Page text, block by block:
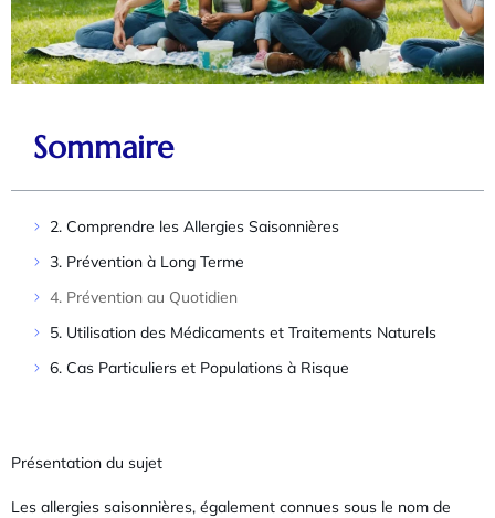
Sommaire
2. Comprendre les Allergies Saisonnières
3. Prévention à Long Terme
4. Prévention au Quotidien
5. Utilisation des Médicaments et Traitements Naturels
6. Cas Particuliers et Populations à Risque
Présentation du sujet
Les allergies saisonnières, également connues sous le nom de